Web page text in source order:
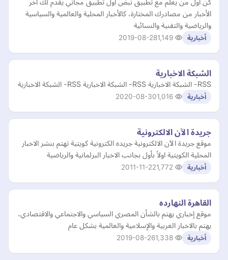
كن أول من يعلم مع تطبيق نبض أول تطبيق مجاني يقدم لك آخر
الأخبار من مصادرك المختارة، كالأخبار المحلية والعالمية والسياسية
والرياضية والتقنية والنسائية
أخبارية 2019-08-28
الشبكة الاخبارية
RSS- الشبكة الاخبارية RSS- الشبكة الاخبارية RSS- الشبكة الاخبارية
أخبارية 2020-08-30
جريدة الآن الالكترونية
موقع جريدة الآن الالكترونية جريده الكترونية كويتية تهتم بنشر الاخبار
المحلية الكويتية اولاً بأول بجانب الاخبار البرلمانية والرياضية
أخبارية 2011-11-22
القاهرة النهارده
موقع إخباري يهتم بالشأن المصري السياسي والاجتماعي والاقتصادي،
يهتم بالاخبار العربية والإسلامية والعالمية بشكل عام
أخبارية 2019-08-26